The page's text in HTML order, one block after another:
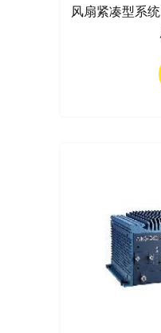
风扇紧凑型系